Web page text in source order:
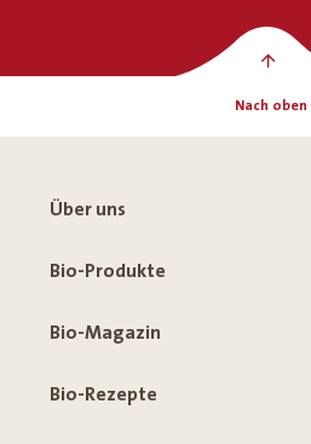
Nach oben
Über uns
Bio-Produkte
Bio-Magazin
Bio-Rezepte